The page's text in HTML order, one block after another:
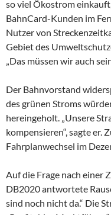
so viel Ökostrom
BahnCard-Kunden im
Nutzer von
Gebiet des
„Das müssen wir auch
Der Bahnvorstand
des grünen Stroms
hereingeholt. „Unsere
kompensieren“, sagte er.
Fahrplanwechsel im
Auf die Frage nach einer
DB2020 antwortete
sind noch nicht da.“ Die